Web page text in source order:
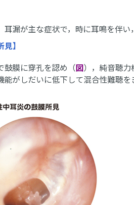
耳漏が主な症状で，時に耳鳴を伴い
見】
鼓膜に穿孔を認め（図），純音聴
能がしだいに低下して混合性難聴を